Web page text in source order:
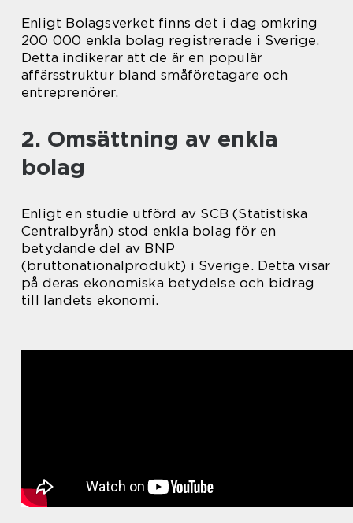
Enligt Bolagsverket finns det i dag omkring
200 000 enkla bolag registrerade i Sverige.
Detta indikerar att de är en populär
affärsstruktur bland småföretagare och
entreprenörer.
2. Omsättning av enkla
bolag
Enligt en studie utförd av SCB (Statistiska
Centralbyrån) stod enkla bolag för en
betydande del av BNP
(bruttonationalprodukt) i Sverige. Detta visar
på deras ekonomiska betydelse och bidrag
till landets ekonomi.